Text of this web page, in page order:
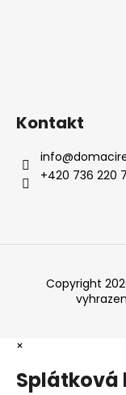
Kontakt
info@
+420 736 220
Copyright
×
Splátková